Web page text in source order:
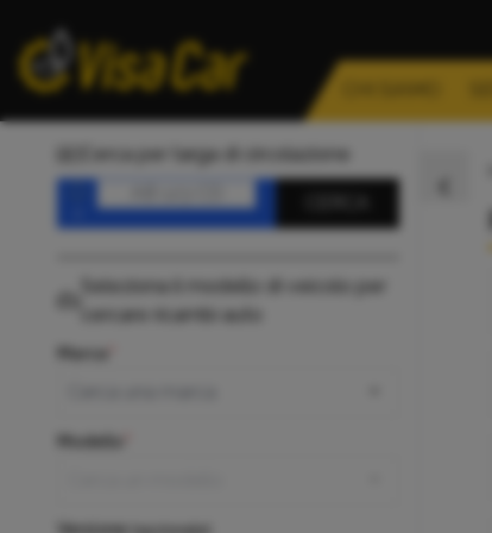
Cerca per targa di circolazione
Seleziona il modello di veicolo per
cercare ricambi auto